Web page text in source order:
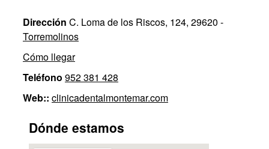
Dirección C. Loma de los Riscos, 124, 29620 -
Torremolinos
Cómo llegar
Teléfono 952 381 428
Web:: clinicadentalmontemar.com
Dónde estamos